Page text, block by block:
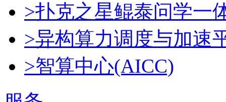
>扑克之星鲲泰问学一
>异构算力调度与加速
>智算中心(AICC)